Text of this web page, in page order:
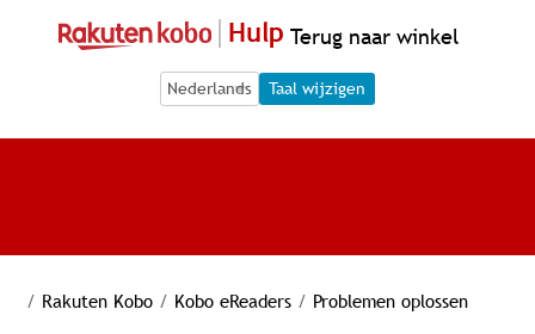
Hulp Terug naar winkel
Language Selection
Language Selection
Taal wijzigen
/ Rakuten Kobo / Kobo eReaders / Problemen oplossen